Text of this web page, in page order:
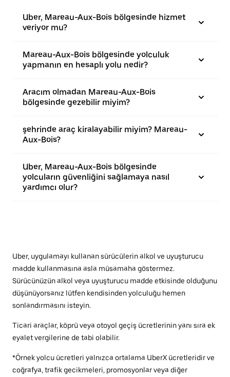
Uber, Mareau-Aux-Bois bölgesinde hizmet
veriyor mu?
Mareau-Aux-Bois bölgesinde yolculuk
yapmanın en hesaplı yolu nedir?
Aracım olmadan Mareau-Aux-Bois
bölgesinde gezebilir miyim?
şehrinde araç kiralayabilir miyim? Mareau-
Aux-Bois?
Uber, Mareau-Aux-Bois bölgesinde
yolcuların güvenliğini sağlamaya nasıl
yardımcı olur?
Uber, uygulamayı kullanan sürücülerin alkol ve uyuşturucu
madde kullanmasına asla müsamaha göstermez.
Sürücünüzün alkol veya uyuşturucu madde etkisinde olduğunu
düşünüyorsanız lütfen kendisinden yolculuğu hemen
sonlandırmasını isteyin.
Ticari araçlar, köprü veya otoyol geçiş ücretlerinin yanı sıra ek
eyalet vergilerine de tabi olabilir.
*Örnek yolcu ücretleri yalnızca ortalama UberX ücretleridir ve
coğrafya, trafik gecikmeleri, promosyonlar veya diğer